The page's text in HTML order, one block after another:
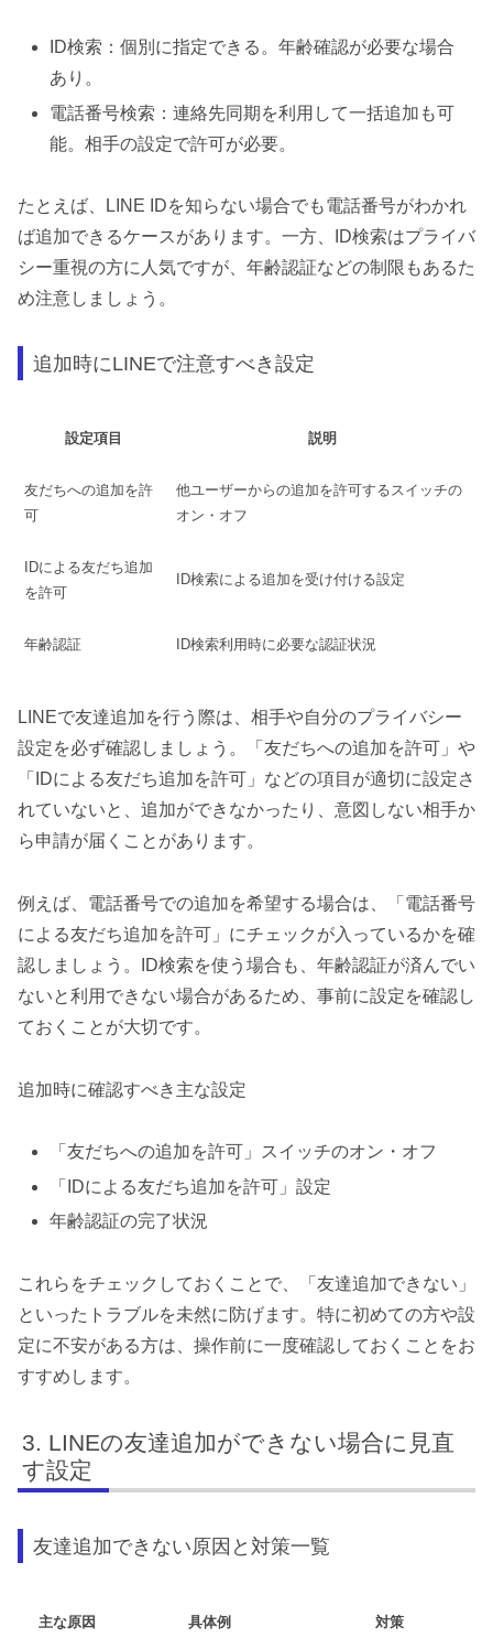
ID検索：個別に指定できる。年齢確認が必要な場合
あり。
電話番号検索：連絡先同期を利用して一括追加も可
能。相手の設定で許可が必要。
たとえば、LINE IDを知らない場合でも電話番号がわかれ
ば追加できるケースがあります。一方、ID検索はプライバ
シー重視の方に人気ですが、年齢認証などの制限もあるた
め注意しましょう。
追加時にLINEで注意すべき設定
設定項目 説明
友だちへの追加を許
可
他ユーザーからの追加を許可するスイッチの
オン・オフ
IDによる友だち追加
を許可
ID検索による追加を受け付ける設定
年齢認証 ID検索利用時に必要な認証状況
LINEで友達追加を行う際は、相手や自分のプライバシー
設定を必ず確認しましょう。「友だちへの追加を許可」や
「IDによる友だち追加を許可」などの項目が適切に設定さ
れていないと、追加ができなかったり、意図しない相手か
ら申請が届くことがあります。
例えば、電話番号での追加を希望する場合は、「電話番号
による友だち追加を許可」にチェックが入っているかを確
認しましょう。ID検索を使う場合も、年齢認証が済んでい
ないと利用できない場合があるため、事前に設定を確認し
ておくことが大切です。
追加時に確認すべき主な設定
「友だちへの追加を許可」スイッチのオン・オフ
「IDによる友だち追加を許可」設定
年齢認証の完了状況
これらをチェックしておくことで、「友達追加できない」
といったトラブルを未然に防げます。特に初めての方や設
定に不安がある方は、操作前に一度確認しておくことをお
すすめします。
LINEの友達追加ができない場合に見直
す設定
友達追加できない原因と対策一覧
主な原因 具体例 対策